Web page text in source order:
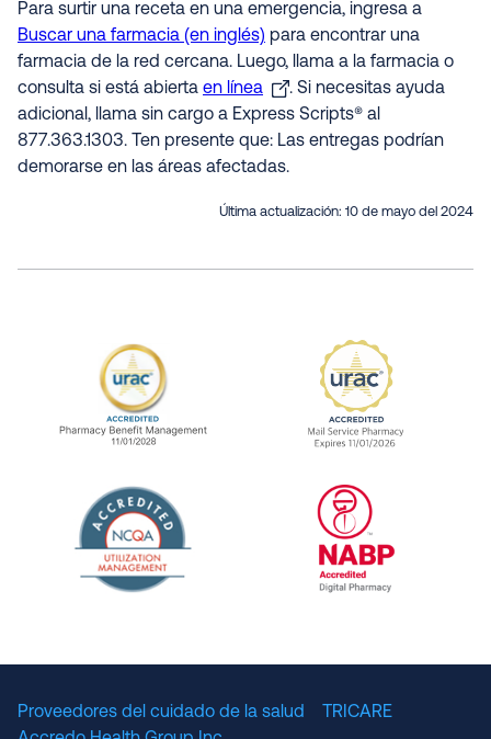
Para surtir una receta en una emergencia, ingresa a
Buscar una farmacia (en inglés) para encontrar una
farmacia de la red cercana. Luego, llama a la farmacia o
consulta si está abierta en línea
. Si necesitas ayuda
adicional, llama sin cargo a Express Scripts® al
877.363.1303. Ten presente que: Las entregas podrían
demorarse en las áreas afectadas.
Última actualización: 10 de mayo del 2024
URAC Accredited Pharmacy Benefit
URAC
Proveedores del cuidado de la salud
TRICARE